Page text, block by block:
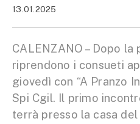
13.01.2025
CALENZANO – Dopo la
riprendono i consueti
giovedì con “A Pranzo
Spi Cgil. Il primo
terrà presso la casa